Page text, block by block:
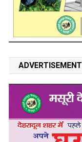
ADVERTISEMENT